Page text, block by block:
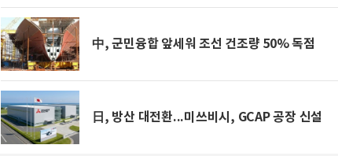
中, 군민융합 앞세워 조선 건조량 50% 독점
日, 방산 대전환...미쓰비시, GCAP 공장 신설
美, 버지니아급 핵잠수함 19척 SSGN 전환…中 견제 강화